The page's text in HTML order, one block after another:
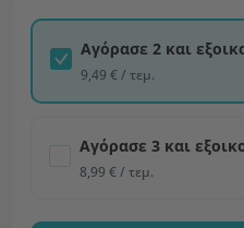
Αγόρασε 2 και
9,49 € / τεμ.
Αγόρασε 3 και
8,99 € / τεμ.